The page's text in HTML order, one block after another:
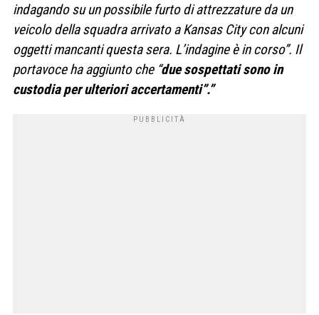
indagando su un possibile furto di attrezzature da un
veicolo della squadra arrivato a Kansas City con alcuni
oggetti mancanti questa sera. L’indagine è in corso”. Il
portavoce ha aggiunto che “due sospettati sono in
custodia per ulteriori accertamenti”.”